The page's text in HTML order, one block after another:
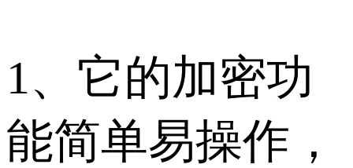
1、它的加密功
能简单易操作，